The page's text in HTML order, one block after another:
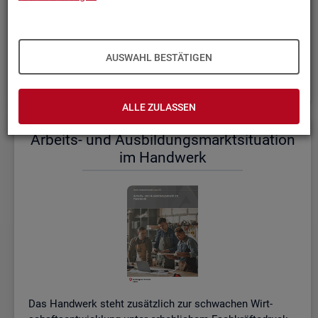
AUSWAHL BESTÄTIGEN
ALLE ZULASSEN
einem etwas er­höh­ten Ni­veau.
lich im ak­tu­el­len
Mo­nats­be­richt (PDF, 2MB)be­reit.
Ar­beits- und Aus­bil­dungs­markt­si­tua­ti­on
im Hand­werk
Das Hand­werk steht zu­sätz­lich zur schwa­chen Wirt­